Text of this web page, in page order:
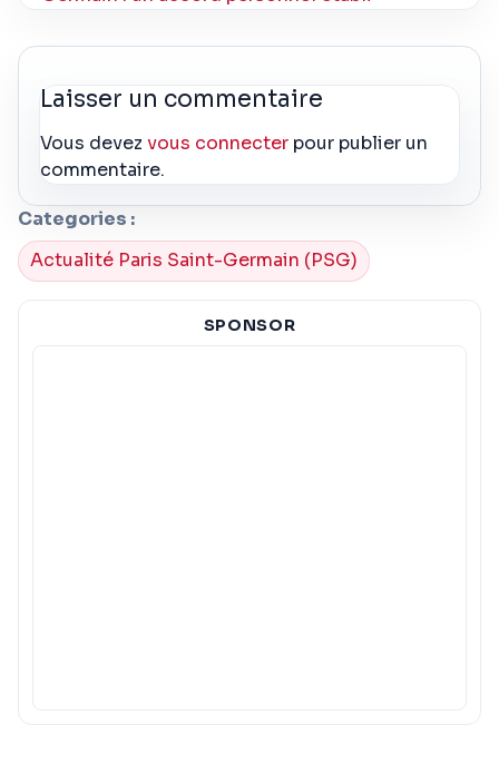
Laisser un commentaire
Vous devezvous connecter pour publier un
commentaire.
Categories :
Actualité Paris Saint-Germain (PSG)
SPONSOR